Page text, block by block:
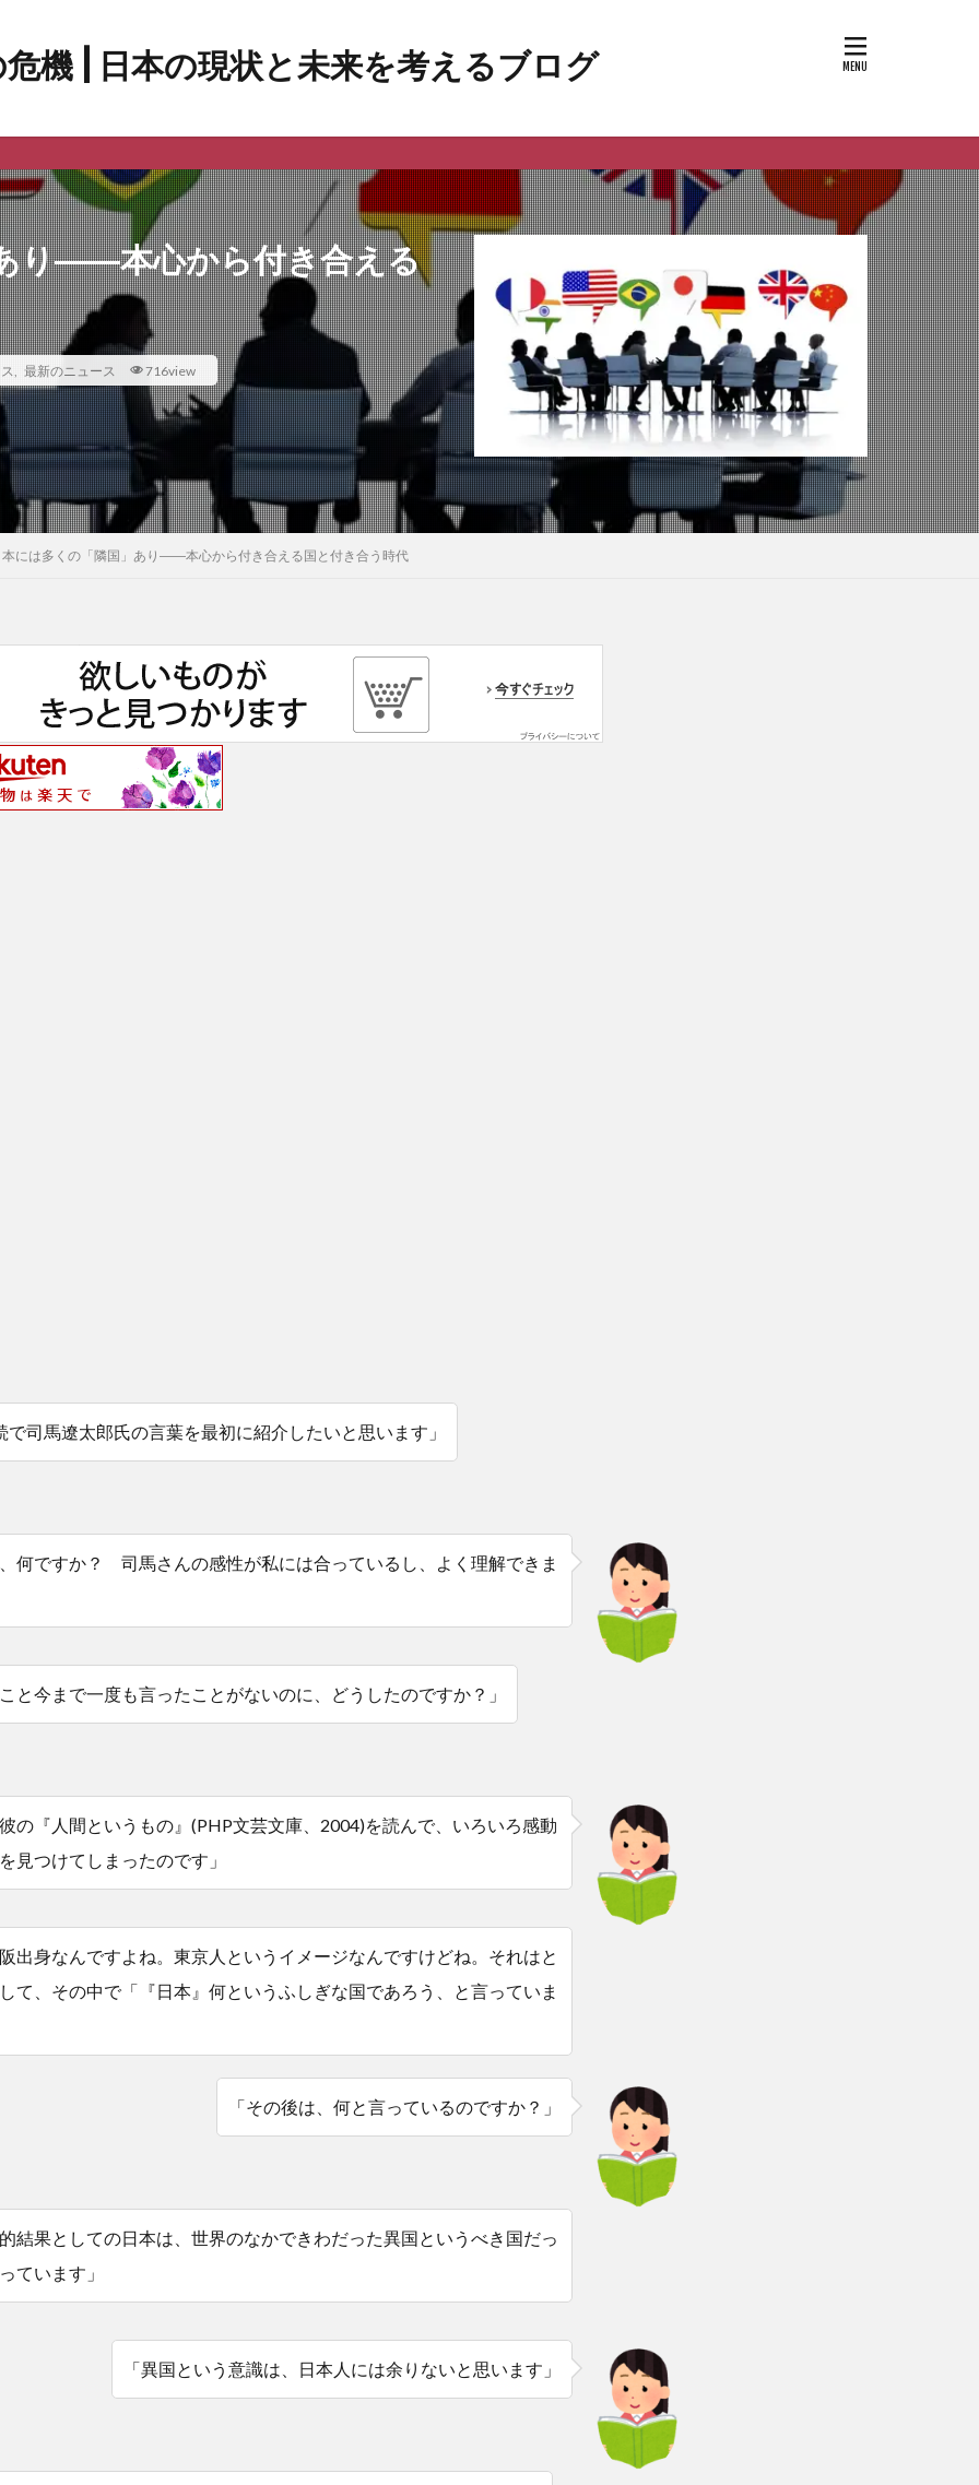
り――本心から付き合える
最新のニュース 716view
本には多くの「隣国」あり――本心から付き合える国と付き合う時代
で司馬遼太郎氏の言葉を最初に紹介したいと思います」
何ですか？ 司馬さんの感性が私には合っているし、よく理解できま
と今まで一度も言ったことがないのに、どうしたのですか？」
の『人間というもの』(PHP文芸文庫、2004)を読んで、いろいろ感動
見つけてしまったのです」
出身なんですよね。東京人というイメージなんですけどね。それはと
て、その中で「『日本』何というふしぎな国であろう、と言っていま
「その後は、何と言っているのですか？」
結果としての日本は、世界のなかできわだった異国というべき国だっ
ています」
「異国という意識は、日本人には余りないと思います」